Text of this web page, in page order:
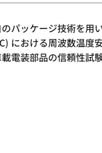
パッケージ技術を
における周波数温
電装部品の信頼性試